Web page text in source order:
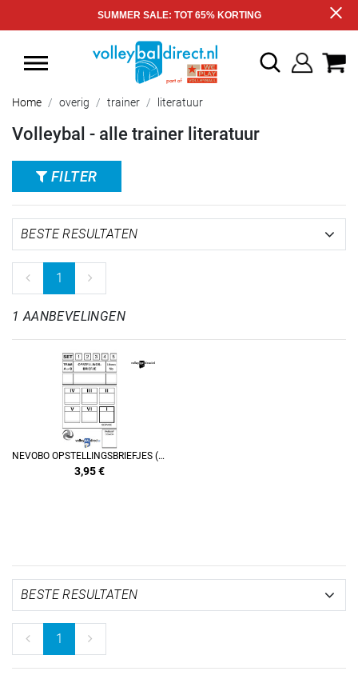
SUMMER SALE: TOT 65% KORTING
Home overig trainer literatuur
Volleybal - alle trainer literatuur
FILTER
1
1 AANBEVELINGEN
NEVOBO OPSTELLINGSBRIEFJES (SET A 2 BLOKJES)
3,95€
1